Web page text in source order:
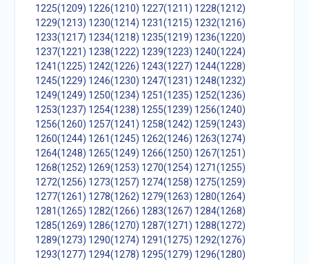
1225(1209) 1226(1210) 1227(1211) 1228(1212)
1229(1213) 1230(1214) 1231(1215) 1232(1216)
1233(1217) 1234(1218) 1235(1219) 1236(1220)
1237(1221) 1238(1222) 1239(1223) 1240(1224)
1241(1225) 1242(1226) 1243(1227) 1244(1228)
1245(1229) 1246(1230) 1247(1231) 1248(1232)
1249(1249) 1250(1234) 1251(1235) 1252(1236)
1253(1237) 1254(1238) 1255(1239) 1256(1240)
1256(1260) 1257(1241) 1258(1242) 1259(1243)
1260(1244) 1261(1245) 1262(1246) 1263(1274)
1264(1248) 1265(1249) 1266(1250) 1267(1251)
1268(1252) 1269(1253) 1270(1254) 1271(1255)
1272(1256) 1273(1257) 1274(1258) 1275(1259)
1277(1261) 1278(1262) 1279(1263) 1280(1264)
1281(1265) 1282(1266) 1283(1267) 1284(1268)
1285(1269) 1286(1270) 1287(1271) 1288(1272)
1289(1273) 1290(1274) 1291(1275) 1292(1276)
1293(1277) 1294(1278) 1295(1279) 1296(1280)